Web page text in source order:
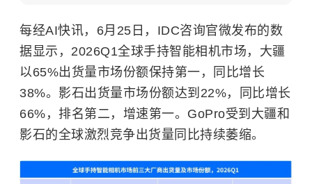
每经AI快讯，6月25日，IDC咨询官微发布的数
据显示，2026Q1全球手持智能相机市场，大疆
以65%出货量市场份额保持第一，同比增长
38%。影石出货量市场份额达到22%，同比增长
66%，排名第二，增速第一。 GoPro受到大疆和
影石的全球激烈竞争出货量同比持续萎缩。